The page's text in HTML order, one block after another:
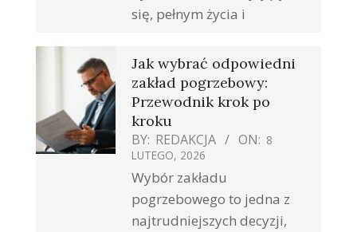
się, pełnym życia i
Jak wybrać odpowiedni
zakład pogrzebowy:
Przewodnik krok po
kroku
BY: REDAKCJA ON: 8
LUTEGO, 2026
Wybór zakładu
pogrzebowego to jedna z
najtrudniejszych decyzji,